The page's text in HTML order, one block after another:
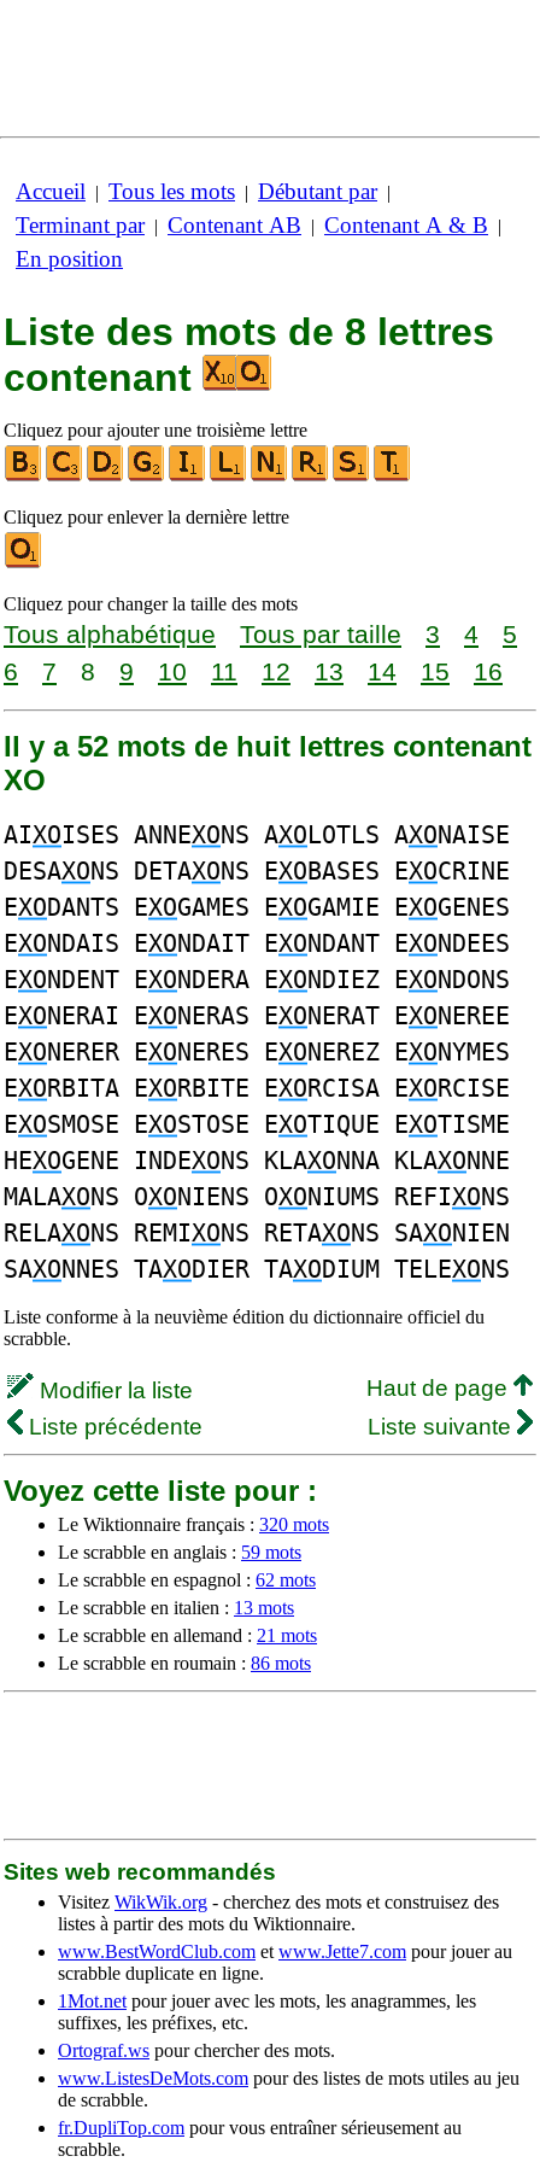
Accueil | Tous les mots | Débutant par|
Terminant par| Contenant AB | Contenant A & B |
En position
Liste des mots de 8 lettres
contenant
Cliquez pour ajouter une troisième lettre
Cliquez pour enlever la dernière lettre
Cliquez pour changer la taille des mots
Tous alphabétique Tous par taille 3 4
5
6
7 8 9 10 11 12 13 14 15 16
Il y a 52 mots de huit lettres contenant
XO
AIXOISES ANNEXONS AXOLOTLS AXONAISE
DESAXONS DETAXONS EXOBASES EXOCRINE
EXODANTS EXOGAMES EXOGAMIE EXOGENES
EXONDAIS EXONDAIT EXONDANT EXONDEES
EXONDENT EXONDERA EXONDIEZ EXONDONS
EXONERAI EXONERAS EXONERAT EXONEREE
EXONERER EXONERES EXONEREZ EXONYMES
EXORBITA EXORBITE EXORCISA EXORCISE
EXOSMOSE EXOSTOSE EXOTIQUE EXOTISME
HEXOGENE INDEXONS KLAXONNA KLAXONNE
MALAXONS OXONIENS OXONIUMS REFIXONS
RELAXONS REMIXONS RETAXONS SAXONIEN
SAXONNES TAXODIER TAXODIUM TELEXONS
Liste conforme à la neuvième édition du dictionnaire officiel du
scrabble.
Modifier la liste
Haut de page
Liste précédente
Liste suivante
Voyez cette liste pour :
Le Wiktionnaire français : 320 mots
Le scrabble en anglais : 59 mots
Le scrabble en espagnol : 62 mots
Le scrabble en italien : 13 mots
Le scrabble en allemand : 21 mots
Le scrabble en roumain : 86 mots
Sites web recommandés
Visitez WikWik.org - cherchez des mots et construisez des
listes à partir des mots du Wiktionnaire.
www.BestWordClub.com et www.Jette7.com pour jouer au
scrabble duplicate en ligne.
1Mot.net pour jouer avec les mots, les anagrammes, les
suffixes, les préfixes, etc.
Ortograf.ws pour chercher des mots.
www.ListesDeMots.com pour des listes de mots utiles au jeu
de scrabble.
fr.DupliTop.com pour vous entraîner sérieusement au
scrabble.